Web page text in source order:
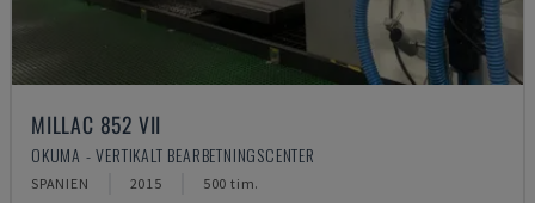
MILLAC 852 VII
OKUMA - VERTIKALT BEARBETNINGSCENTER
SPANIEN 2015 500 tim.